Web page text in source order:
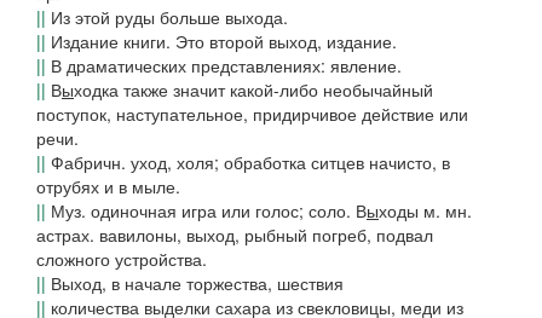
|| Из этой руды больше выхода.
|| Издание книги. Это второй выход, издание.
|| В драматических представлениях: явление.
|| Выходка также значит какой-либо необычайный
поступок, наступательное, придирчивое действие или
речи.
|| Фабричн. уход, холя; обработка ситцев начисто, в
отрубях и в мыле.
|| Муз. одиночная игра или голос; соло. Выходы м. мн.
астрах. вавилоны, выход, рыбный погреб, подвал
сложного устройства.
|| Выход, в начале торжества, шествия
|| количества выделки сахара из свекловицы, меди из